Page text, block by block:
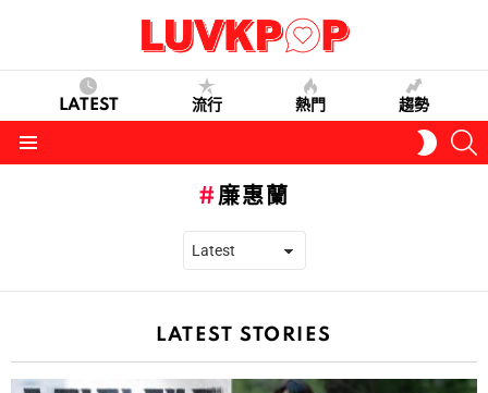
LATEST 流行 熱門 趨勢
SKIN
廉惠蘭
LATEST STORIES